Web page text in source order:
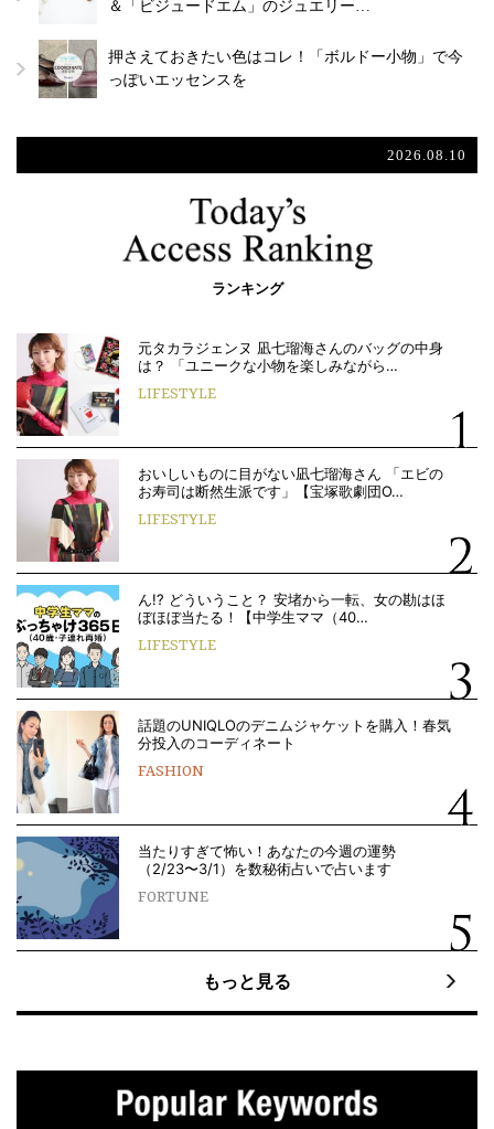
＆「ビジュードエム」のジュエリー…
押さえておきたい色はコレ！「ボルドー小物」で今
っぽいエッセンスを
2026.08.10
ランキング
元タカラジェンヌ 凪七瑠海さんのバッグの中身
は？ 「ユニークな小物を楽しみながら…
LIFESTYLE
おいしいものに目がない凪七瑠海さん 「エビの
お寿司は断然生派です」【宝塚歌劇団O…
LIFESTYLE
ん!? どういうこと？ 安堵から一転、女の勘はほ
ぼほぼ当たる！【中学生ママ（40…
LIFESTYLE
話題のUNIQLOのデニムジャケットを購入！春気
分投入のコーディネート
FASHION
当たりすぎて怖い！あなたの今週の運勢
（2/23〜3/1）を数秘術占いで占います
FORTUNE
もっと見る